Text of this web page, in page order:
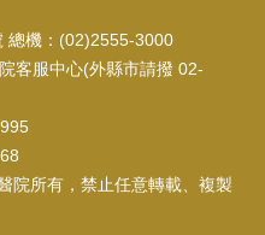
總機：(02)2555-3000
客服中心(外縣市請撥 02-
院所有，禁止任意轉載、複製